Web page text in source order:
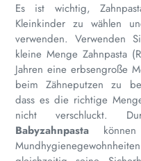
Es ist wichtig,
Kleinkinder zu wählen
verwenden. Verwenden
kleine Menge Zahnpasta
Jahren eine erbsengroße
beim Zähneputzen zu
dass es die richtige
nicht verschluckt.
Babyzahnpasta